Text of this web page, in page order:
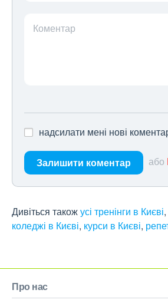
Коментар
надсилати мені нові
Залишити коментар або
Дивіться такожусі тренінги в Києві,
коледжі в Києві, курси в Києві,
Про нас